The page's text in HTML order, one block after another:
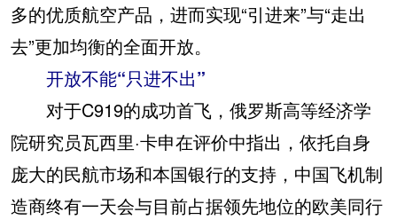
多的优质航空产品，进而实现“引进来”与“走出
去”更加均衡的全面开放。
开放不能“只进不出”
对于C919的成功首飞，俄罗斯高等经济学
院研究员瓦西里·卡申在评价中指出，依托自身
庞大的民航市场和本国银行的支持，中国飞机制
造商终有一天会与目前占据领先地位的欧美同行